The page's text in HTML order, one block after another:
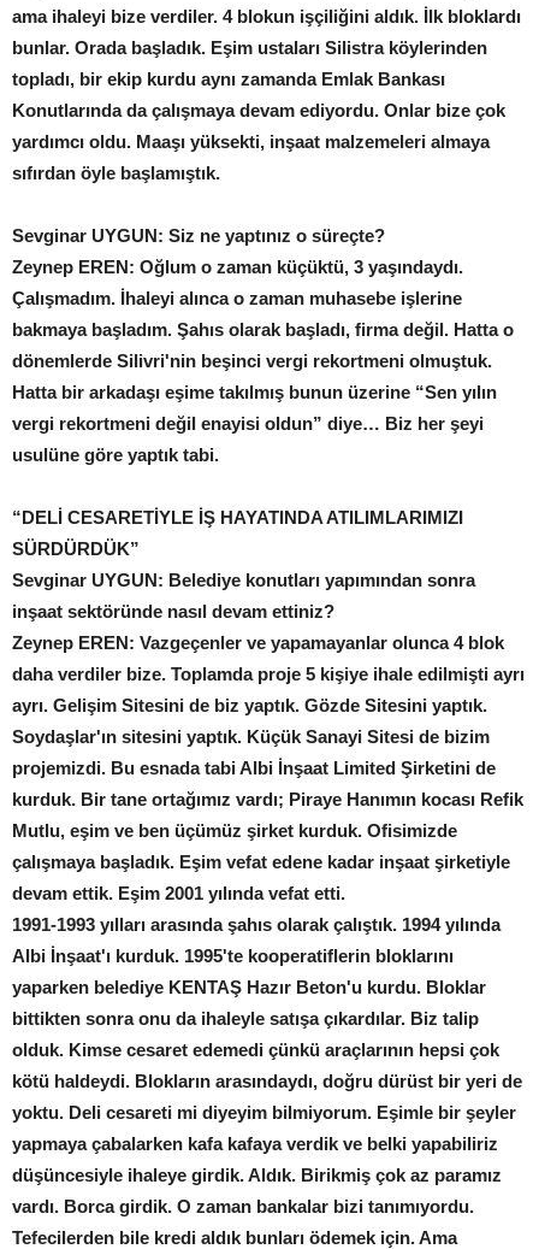
ama ihaleyi bize verdiler. 4 blokun işçiliğini aldık. İlk bloklardı
bunlar. Orada başladık. Eşim ustaları Silistra köylerinden
topladı, bir ekip kurdu aynı zamanda Emlak Bankası
Konutlarında da çalışmaya devam ediyordu. Onlar bize çok
yardımcı oldu. Maaşı yüksekti, inşaat malzemeleri almaya
sıfırdan öyle başlamıştık.
Sevginar UYGUN: Siz ne yaptınız o süreçte?
Zeynep EREN: Oğlum o zaman küçüktü, 3 yaşındaydı.
Çalışmadım. İhaleyi alınca o zaman muhasebe işlerine
bakmaya başladım. Şahıs olarak başladı, firma değil. Hatta o
dönemlerde Silivri'nin beşinci vergi rekortmeni olmuştuk.
Hatta bir arkadaşı eşime takılmış bunun üzerine “Sen yılın
vergi rekortmeni değil enayisi oldun” diye… Biz her şeyi
usulüne göre yaptık tabi.
“DELİ CESARETİYLE İŞ HAYATINDAATILIMLARIMIZI
SÜRDÜRDÜK”
Sevginar UYGUN: Belediye konutları yapımından sonra
inşaat sektöründe nasıl devam ettiniz?
Zeynep EREN: Vazgeçenler ve yapamayanlar olunca 4 blok
daha verdiler bize. Toplamda proje 5 kişiye ihale edilmişti ayrı
ayrı. Gelişim Sitesini de biz yaptık. Gözde Sitesini yaptık.
Soydaşlar'ın sitesini yaptık. Küçük Sanayi Sitesi de bizim
projemizdi. Bu esnada tabi Albi İnşaat Limited Şirketini de
kurduk. Bir tane ortağımız vardı; Piraye Hanımın kocası Refik
Mutlu, eşim ve ben üçümüz şirket kurduk. Ofisimizde
çalışmaya başladık. Eşim vefat edene kadar inşaat şirketiyle
devam ettik. Eşim 2001 yılında vefat etti.
1991-1993 yılları arasında şahıs olarak çalıştık. 1994 yılında
Albi İnşaat'ı kurduk. 1995'te kooperatiflerin bloklarını
yaparken belediye KENTAŞ Hazır Beton'u kurdu. Bloklar
bittikten sonra onu da ihaleyle satışa çıkardılar. Biz talip
olduk. Kimse cesaret edemedi çünkü araçlarının hepsi çok
kötü haldeydi. Blokların arasındaydı, doğru dürüst bir yeri de
yoktu. Deli cesareti mi diyeyim bilmiyorum. Eşimle bir şeyler
yapmaya çabalarken kafa kafaya verdik ve belki yapabiliriz
düşüncesiyle ihaleye girdik. Aldık. Birikmiş çok az paramız
vardı. Borca girdik. O zaman bankalar bizi tanımıyordu.
Tefecilerden bile kredi aldık bunları ödemek için. Ama